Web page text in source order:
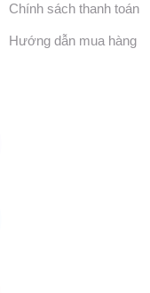
Chính sách thanh toán
Hướng dẫn mua hàng